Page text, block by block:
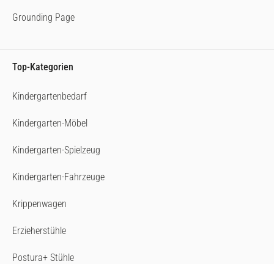
Grounding Page
Top-Kategorien
Kindergartenbedarf
Kindergarten-Möbel
Kindergarten-Spielzeug
Kindergarten-Fahrzeuge
Krippenwagen
Erzieherstühle
Postura+ Stühle